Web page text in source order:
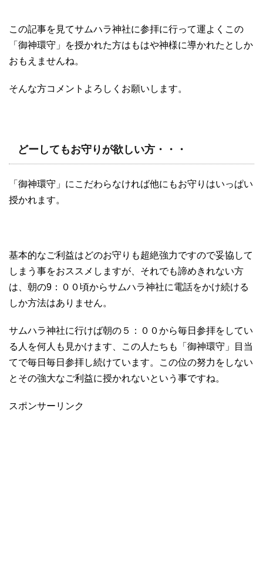
この記事を見てサムハラ神社に参拝に行って運よくこの
「御神環守」を授かれた方はもはや神様に導かれたとしか
おもえませんね。
そんな方コメントよろしくお願いします。
どーしてもお守りが欲しい方・・・
「御神環守」にこだわらなければ他にもお守りはいっぱい
授かれます。
基本的なご利益はどのお守りも超絶強力ですので妥協して
しまう事をおススメしますが、それでも諦めきれない方
は、朝の9：００頃からサムハラ神社に電話をかけ続ける
しか方法はありません。
サムハラ神社に行けば朝の５：００から毎日参拝をしてい
る人を何人も見かけます、この人たちも「御神環守」目当
てで毎日毎日参拝し続けています。この位の努力をしない
とその強大なご利益に授かれないという事ですね。
スポンサーリンク